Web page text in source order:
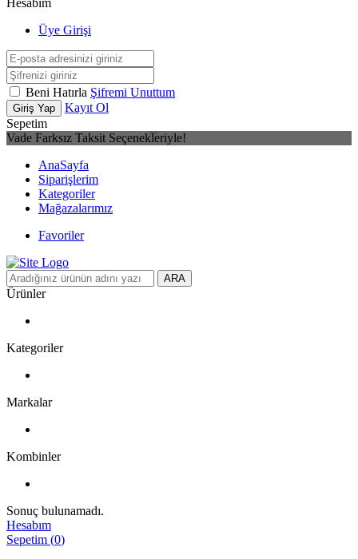
Hesabım
Üye Girişi
Beni Hatırla Şifremi Unuttum
Giriş Yap
Kayıt Ol
Sepetim
Vade Farksız Taksit Seçenekleriyle!
AnaSayfa
Siparişlerim
Kategoriler
Mağazalarımız
Favoriler
ARA
Ürünler
Kategoriler
Markalar
Kombinler
Sonuç bulunamadı.
Hesabım
Sepetim (0)